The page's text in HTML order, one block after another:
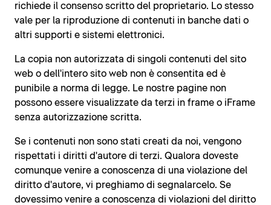
richiede il consenso scritto del proprietario. Lo stesso
vale per la riproduzione di contenuti in banche dati o
altri supporti e sistemi elettronici.
La copia non autorizzata di singoli contenuti del sito
web o dell'intero sito web non è consentita ed è
punibile a norma di legge. Le nostre pagine non
possono essere visualizzate da terzi in frame o iFrame
senza autorizzazione scritta.
Se i contenuti non sono stati creati da noi, vengono
rispettati i diritti d'autore di terzi. Qualora doveste
comunque venire a conoscenza di una violazione del
diritto d'autore, vi preghiamo di segnalarcelo. Se
dovessimo venire a conoscenza di violazioni del diritto